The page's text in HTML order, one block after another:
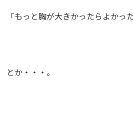
「もっと胸が大きかったらよかっ
とか・・・。